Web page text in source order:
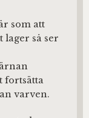
som att
lager så ser
fortsätta
varven.